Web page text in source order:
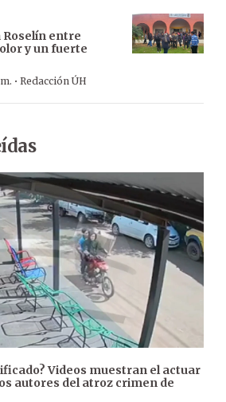
Roselín entre
y un fuerte
· Redacción ÚH
Videos muestran el actuar
autores del atroz crimen de